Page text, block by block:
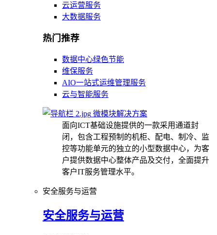
云运营服务
大数据服务
热门推荐
数据中心绿色节能
维保服务
AIO一站式运维管理服务
云与智能服务
微模块解决方案
面向ICT基础设施提供的一款采用通道封
闭，包含工程预制的机柜、配电、制冷、监
控等功能单元的独立的小型数据中心，为客
户提供数据中心整体产品及交付，全面提升
客户IT服务管理水平。
安全服务与运营
安全服务与运营